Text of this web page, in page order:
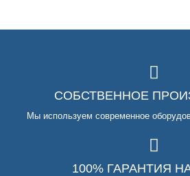
СОБСТВЕННОЕ
Мы используем современное
100% ГАРАНТИЯ